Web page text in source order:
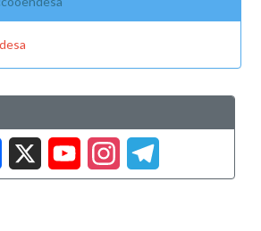
Facebook
X